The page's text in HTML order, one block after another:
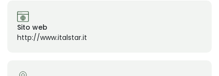
Sito web
http://www.italstar.it